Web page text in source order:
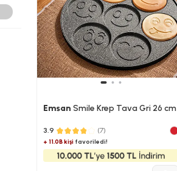
Emsan Smile Krep Tava Gri 26 cm
3.9 (7)
+ 11.0B kişifavoriledi!